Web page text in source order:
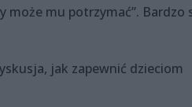
może mu potrzymać”. Bardzo
jak zapewnić dzieciom